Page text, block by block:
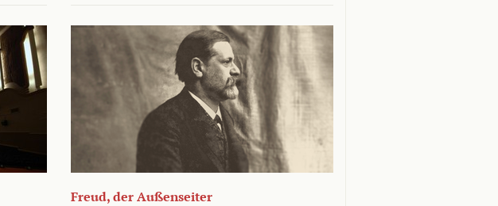
Freud, der Außenseiter